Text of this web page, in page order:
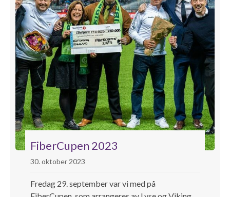
FiberCupen 2023
30. oktober 2023
Fredag 29. september var vi med på